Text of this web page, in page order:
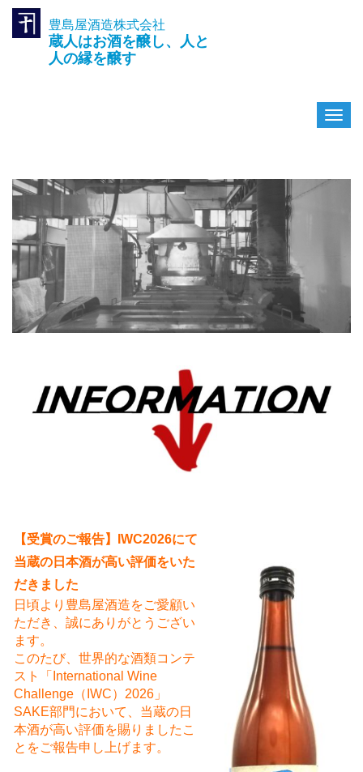
豊島屋酒造株式会社
蔵人はお酒を醸し、人と
人の縁を醸す
ナ
【受賞のご報告】IWC2026にて
当蔵の日本酒が高い評価をいた
だきました
日頃より豊島屋酒造をご愛顧い
ただき、誠にありがとうござい
ます。
このたび、世界的な酒類コンテ
スト「International Wine
Challenge（IWC）2026」
SAKE部門において、当蔵の日
本酒が高い評価を賜りましたこ
とをご報告申し上げます。